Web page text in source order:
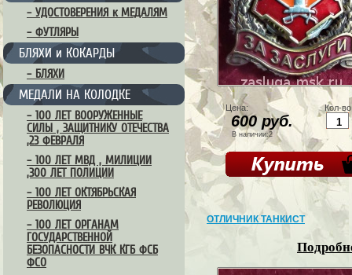
– УДОСТОВЕРЕНИЯ к МЕДАЛЯМ
– ФУТЛЯРЫ
БЛЯХИ и КОКАРДЫ
– БЛЯХИ
МЕДАЛИ НА КОЛОДКЕ
– 100 ЛЕТ ВООРУЖЕННЫЕ
СИЛЫ , ЗАЩИТНИКУ ОТЕЧЕСТВА
,23 ФЕВРАЛЯ
– 100 ЛЕТ МВД , МИЛИЦИИ
,300 ЛЕТ ПОЛИЦИИ
– 100 ЛЕТ ОКТЯБРЬСКАЯ
РЕВОЛЮЦИЯ
– 100 ЛЕТ ОРГАНАМ
ГОСУДАРСТВЕННОЙ
БЕЗОПАСНОСТИ ВЧК КГБ ФСБ
ФСО
Цена:
600 руб.
В наличии:2
Кол-
ОТЛИЧНИК ТАНКИСТ